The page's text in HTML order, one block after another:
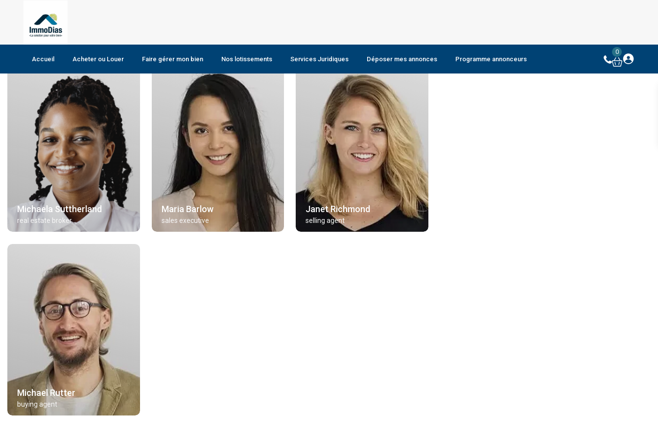
Accueil Acheter ou Louer
Maison
Terrain
Louer un bien
Faire gérer mon bien Nos lotissements Services Juridiques Déposer mes annonces Programme annonceurs
0
New York
Agents in New York
Michaela Suttherland
real estate broker
Maria Barlow
sales executive
Janet Richmond
selling agent
Michael Rutter
buying agent